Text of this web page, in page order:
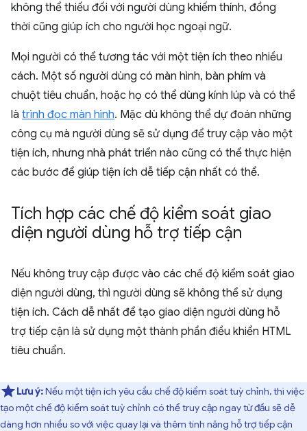
không thể thiếu đối với người dùng khiếm thính, đồng
thời cũng giúp ích cho người học ngoại ngữ.
Mọi người có thể tương tác với một tiện ích theo nhiều
cách. Một số người dùng có màn hình, bàn phím và
chuột tiêu chuẩn, hoặc họ có thể dùng kính lúp và có thể
là trình đọc màn hình. Mặc dù không thể dự đoán những
công cụ mà người dùng sẽ sử dụng để truy cập vào một
tiện ích, nhưng nhà phát triển nào cũng có thể thực hiện
các bước để giúp tiện ích dễ tiếp cận nhất có thể.
Tích hợp các chế độ kiểm soát giao
diện người dùng hỗ trợ tiếp cận
Nếu không truy cập được vào các chế độ kiểm soát giao
diện người dùng, thì người dùng sẽ không thể sử dụng
tiện ích. Cách dễ nhất để tạo giao diện người dùng hỗ
trợ tiếp cận là sử dụng một thành phần điều khiển HTML
tiêu chuẩn.
Lưu ý:Nếu một tiện ích yêu cầu chế độ kiểm soát tuỳ chỉnh, thì việc
tạo một chế độ kiểm soát tuỳ chỉnh có thể truy cập ngay từ đầu sẽ dễ
dàng hơn nhiều so với việc quay lại và thêm tính năng hỗ trợ tiếp cận